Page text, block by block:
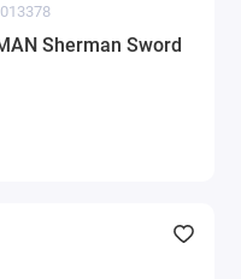
Sherman Sword